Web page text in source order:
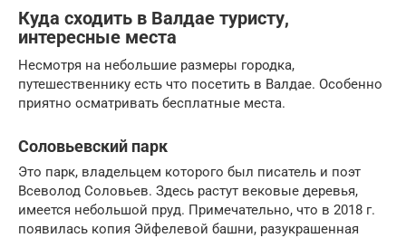
Куда сходить в Валдае туристу,
интересные места
Несмотря на небольшие размеры городка,
путешественнику есть что посетить в Валдае. Особенно
приятно осматривать бесплатные места.
Соловьевский парк
Это парк, владельцем которого был писатель и поэт
Всеволод Соловьев. Здесь растут вековые деревья,
имеется небольшой пруд. Примечательно, что в 2018 г.
появилась копия Эйфелевой башни, разукрашенная